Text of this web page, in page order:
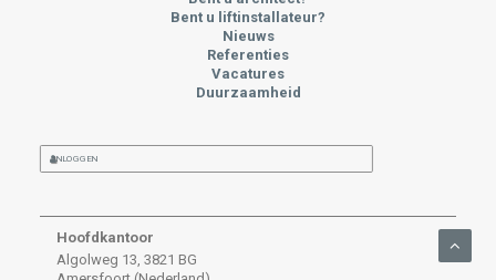
Bent u liftinstallateur?
Nieuws
Referenties
Vacatures
Duurzaamheid
INLOGGEN
Hoofdkantoor
Algolweg 13, 3821 BG